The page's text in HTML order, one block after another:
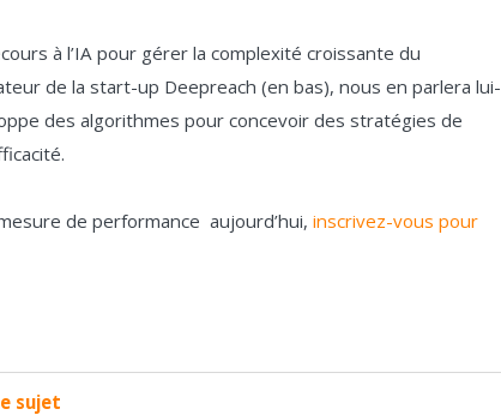
à l’IA pour gérer la complexité croissante du
de la start-up Deepreach (en bas), nous en parlera lui-
des algorithmes pour concevoir des stratégies de
de performance aujourd’hui, inscrivez-vous pour
sujet